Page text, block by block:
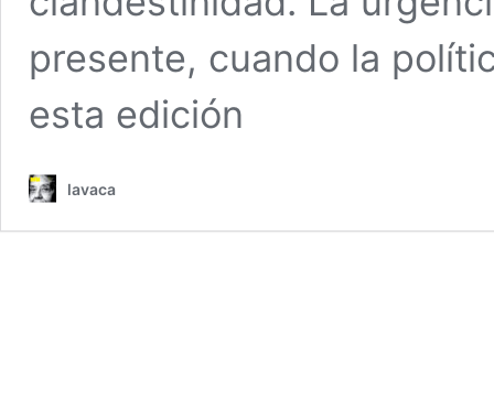
presente, cuando la
esta edición
lavaca